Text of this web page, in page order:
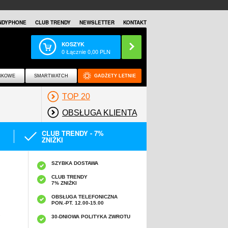
CLUB TRENDY NEWSLETTER KONTAKT
KOSZYK
0Łącznie0,00 PLN
SMARTWATCH GADŻETY LETNIE
TOP 20
OBSŁUGA KLIENTA
CLUB TRENDY - 7%
ZNIŻKI
SZYBKA DOSTAWA
CLUB TRENDY
7% ZNIŻKI
OBSŁUGA TELEFONICZNA
PON.-PT. 12.00-15.00
30-DNIOWA POLITYKA ZWROTU